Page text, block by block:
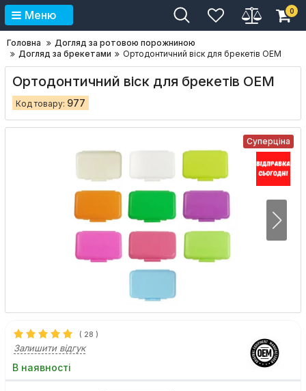
Меню 0
Головна
Догляд за ротовою порожниною
Догляд за брекетами
Ортодонтичний віск для брекетів OEM
Ортодонтичний віск для брекетів OEM
Код товару: 977
Суперціна
( 28 )
Залишити відгук
В наявності